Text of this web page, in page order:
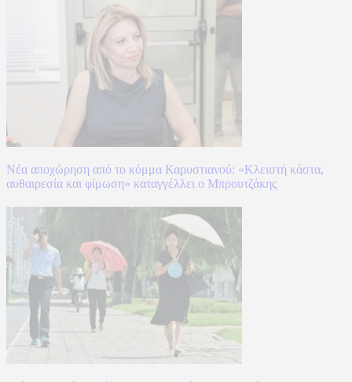
Νέα αποχώρηση από το κόμμα Καρυστιανού: «Κλειστή κάστα,
αυθαιρεσία και φίμωση» καταγγέλλει ο Μπρουτζάκης